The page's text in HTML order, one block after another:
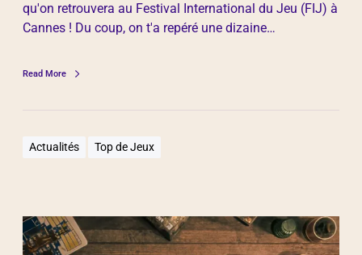
qu'on retrouvera au Festival International du Jeu (FIJ) à
Cannes ! Du coup, on t'a repéré une dizaine…
Read More
Actualités Top de Jeux